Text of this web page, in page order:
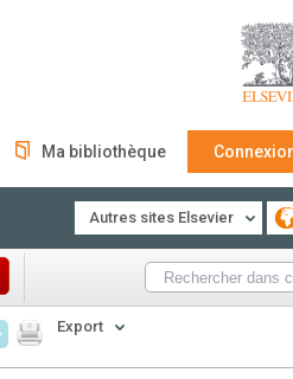
Ma bibliothèque
Autres sites Elsevier
Export